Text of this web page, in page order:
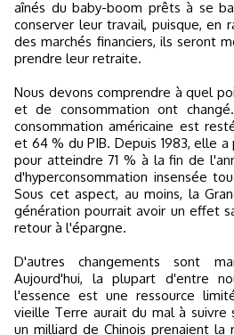
aînés du baby-boom prêts à se
conserver leur travail, puisque, en
des marchés financiers, ils seront
prendre leur retraite.
Nous devons comprendre à quel
et de consommation ont
consommation américaine est
et 64 % du PIB. Depuis 1983, elle
pour atteindre 71 % à la fin de
d'hyperconsommation insensée
Sous cet aspect, au moins, la
génération pourrait avoir un effet
retour à l'épargne.
D'autres changements sont
Aujourd'hui, la plupart d'entre
l'essence est une ressource
vieille Terre aurait du mal à suivre
un milliard de Chinois prenaient